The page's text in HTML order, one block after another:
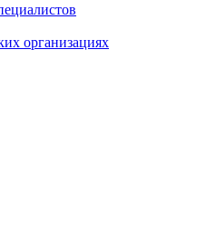
организациях